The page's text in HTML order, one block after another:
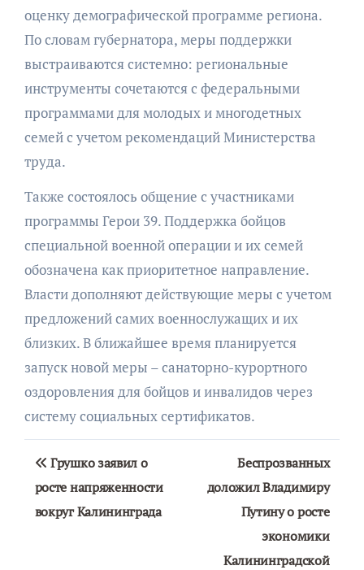
оценку демографической программе региона.
По словам губернатора, меры поддержки
выстраиваются системно: региональные
инструменты сочетаются с федеральными
программами для молодых и многодетных
семей с учетом рекомендаций Министерства
труда.
Также состоялось общение с участниками
программы Герои 39. Поддержка бойцов
специальной военной операции и их семей
обозначена как приоритетное направление.
Власти дополняют действующие меры с учетом
предложений самих военнослужащих и их
близких. В ближайшее время планируется
запуск новой меры – санаторно-курортного
оздоровления для бойцов и инвалидов через
систему социальных сертификатов.
Навигация
по
записям
Грушко заявил о
росте напряженности
вокруг Калининграда
Беспрозванных
доложил Владимиру
Путину о росте
экономики
Калининградской